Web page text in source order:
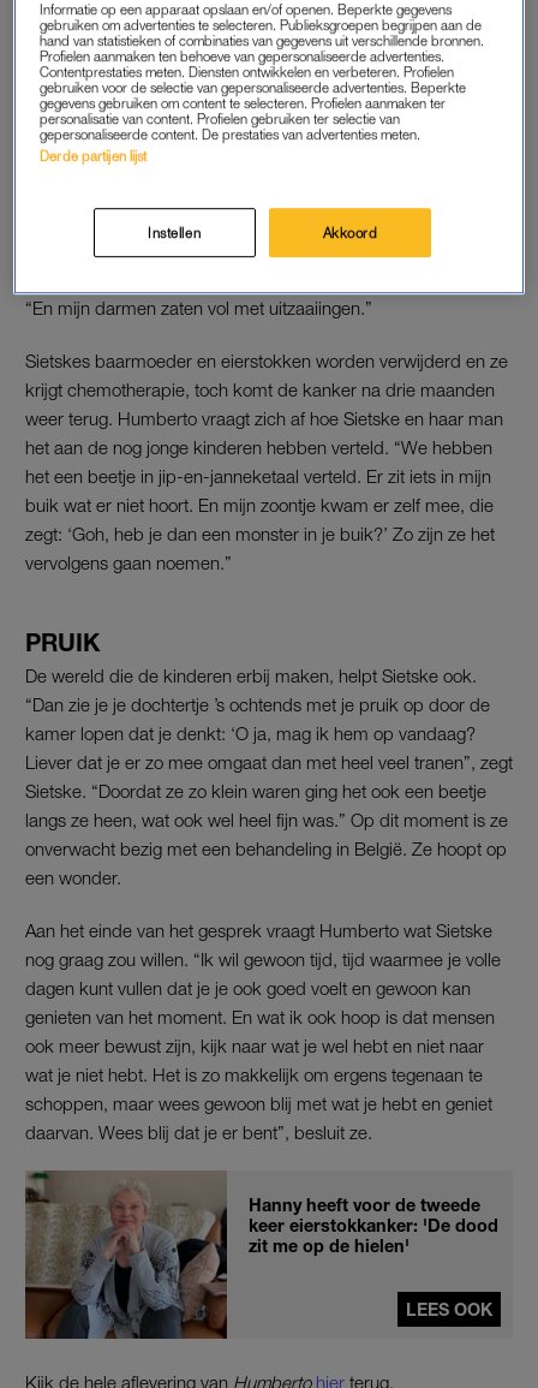
MONSTER
Ze dacht eerst dat misschien stress was omdat ze een
reisbureau had in coronatijd. “Ik ben gewoon een soort pitbull
dus ik ga wel door, maar die klachten werden erger en erger.”
Sietske kan er dan niet meer omheen en gaat naar de
tegen de klachten, wordt ze doorverwezen naar het
ziekenhuis. “Daar zagen ze eigenlijk meteen dat het foute boel
“En mijn darmen zaten vol met uitzaaiingen.”
Sietskes baarmoeder en eierstokken worden verwijderd en ze
krijgt chemotherapie, toch komt de kanker na drie maanden
weer terug. Humberto vraagt zich af hoe Sietske en haar man
het aan de nog jonge kinderen hebben verteld. “We hebben
het een beetje in jip-en-janneketaal verteld. Er zit iets in mijn
buik wat er niet hoort. En mijn zoontje kwam er zelf mee, die
zegt: ‘Goh, heb je dan een monster in je buik?’ Zo zijn ze het
vervolgens gaan noemen.”
PRUIK
De wereld die de kinderen erbij maken, helpt Sietske ook.
“Dan zie je je dochtertje ’s ochtends met je pruik op door de
kamer lopen dat je denkt: ‘O ja, mag ik hem op vandaag?
Liever dat je er zo mee omgaat dan met heel veel tranen”, zegt
Sietske. “Doordat ze zo klein waren ging het ook een beetje
langs ze heen, wat ook wel heel fijn was.” Op dit moment is ze
onverwacht bezig met een behandeling in België. Ze hoopt op
een wonder.
Aan het einde van het gesprek vraagt Humberto wat Sietske
nog graag zou willen. “Ik wil gewoon tijd, tijd waarmee je volle
dagen kunt vullen dat je je ook goed voelt en gewoon kan
genieten van het moment. En wat ik ook hoop is dat mensen
ook meer bewust zijn, kijk naar wat je wel hebt en niet naar
wat je niet hebt. Het is zo makkelijk om ergens tegenaan te
schoppen, maar wees gewoon blij met wat je hebt en geniet
daarvan. Wees blij dat je er bent”, besluit ze.
Hanny heeft voor de tweede
keer eierstokkanker: 'De dood
zit me op de hielen'
LEES OOK
Kijk de hele aflevering van Humberto hier terug.
Informatie op een apparaat opslaan en/of openen. Beperkte gegevens
gebruiken om advertenties te selecteren. Publieksgroepen begrijpen aan de
hand van statistieken of combinaties van gegevens uit verschillende bronnen.
Profielen aanmaken ten behoeve van gepersonaliseerde advertenties.
Contentprestaties meten. Diensten ontwikkelen en verbeteren. Profielen
gebruiken voor de selectie van gepersonaliseerde advertenties. Beperkte
gegevens gebruiken om content te selecteren. Profielen aanmaken ter
personalisatie van content. Profielen gebruiken ter selectie van
gepersonaliseerde content. De prestaties van advertenties meten.
Derde partijen lijst
Instellen Akkoord